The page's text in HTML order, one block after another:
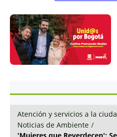
Atención y servicios a la
Noticias de Ambiente /